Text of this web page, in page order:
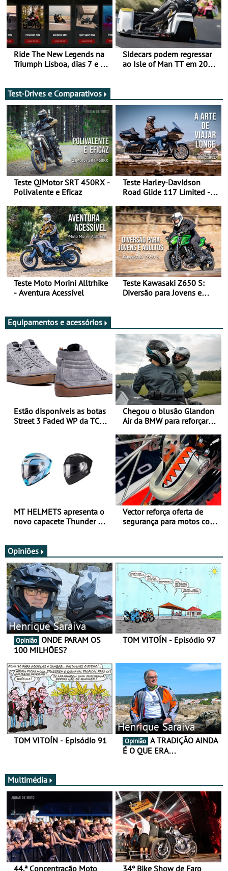
Ride The New Legends na
Triumph Lisboa, dias 7 e 8
Sidecars podem regressar
ao Isle of Man TT em 2027
Test-Drives e Comparativos
Teste QJMotor SRT 450RX -
Polivalente e Eficaz
Teste Harley-Davidson
Road Glide 117 Limited - A
Teste Moto Morini Alltrhike
- Aventura Acessível
Teste Kawasaki Z650 S:
Diversão para Jovens e
Equipamentos e acessórios
Estão disponíveis as botas
Street 3 Faded WP da TCX
Chegou o blusão Glandon
Air da BMW para reforçar
verão
MT HELMETS apresenta o
novo capacete Thunder 4 R
Vector reforça oferta de
segurança para motos com
Opiniões
Henrique Saraiva
Opinião
100 MILHÕES?
TOM VITOÍN - Episódio 97
TOM VITOÍN - Episódio 91
Henrique Saraiva
Opinião
É O QUE ERA…
Multimédia
44.ª Concentração Moto 34º Bike Show de Faro